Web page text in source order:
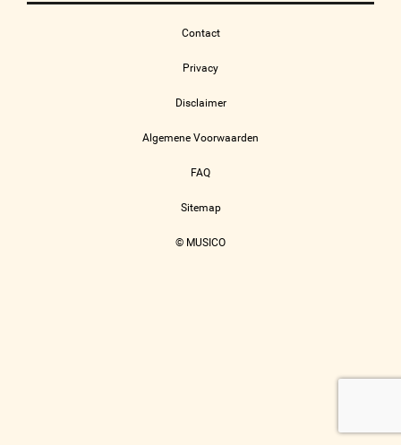
Contact
Privacy
Disclaimer
Algemene Voorwaarden
FAQ
Sitemap
© MUSICO